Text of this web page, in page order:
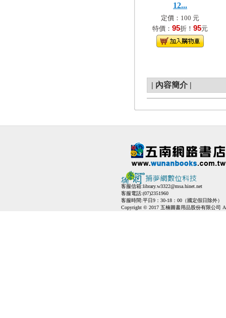
12...
定價：100 元
特價： 95折！ 95元
| 內容簡介 |
客服信箱:library.w3322@msa.hinet.net
客服電話:(07)2351960
客服時間:平日9：30-18：00（國定假日除外）
Copyright © 2017 五楠圖書用品股份有限公司